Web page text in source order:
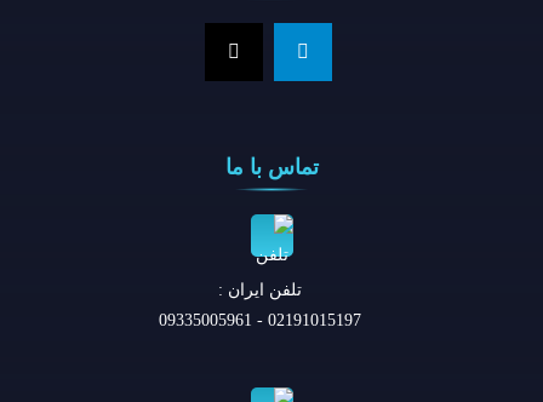
تماس با ما
تلفن ايران :
02191015197 - 09335005961